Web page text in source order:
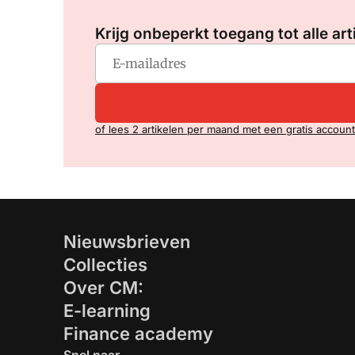
Krijg onbeperkt toegang tot alle
of lees 2 artikelen per maand met een gratis account
Nieuwsbrieven
Collecties
Over CM:
E-learning
Finance academy